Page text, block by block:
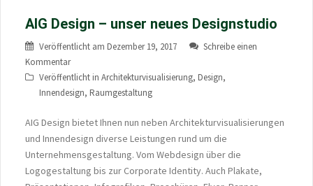
AIG Design – unser neues Designstudio
Veröffentlicht am Dezember 19, 2017
Schreibe einen
Kommentar
Veröffentlicht in Architekturvisualisierung, Design,
Innendesign, Raumgestaltung
AIG Design bietet Ihnen nun neben Architekturvisualisierungen
und Innendesign diverse Leistungen rund um die
Unternehmensgestaltung. Vom Webdesign über die
Logogestaltung bis zur Corporate Identity. Auch Plakate,